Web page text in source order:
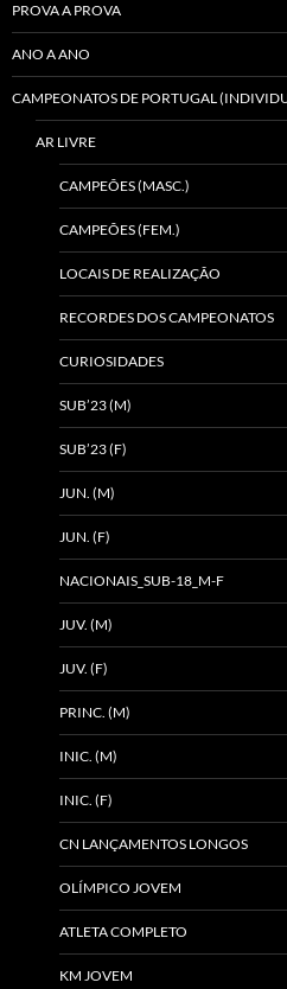
PROVA A PROVA
ANO A ANO
CAMPEONATOS DE PORTUGAL
AR LIVRE
CAMPEÕES (MASC.)
CAMPEÕES (FEM.)
LOCAIS DE REALIZAÇÃO
RECORDES DOS CAMPEONATOS
CURIOSIDADES
SUB’23 (M)
SUB’23 (F)
JUN. (M)
JUN. (F)
NACIONAIS_SUB-18_M-F
JUV. (M)
JUV. (F)
PRINC. (M)
INIC. (M)
INIC. (F)
CN LANÇAMENTOS LONGOS
OLÍMPICO JOVEM
ATLETA COMPLETO
KM JOVEM